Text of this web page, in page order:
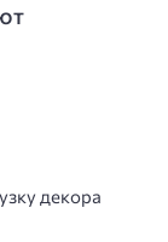
декора